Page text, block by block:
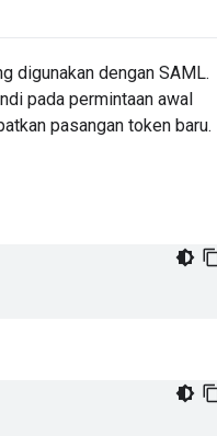
digunakan dengan SAML.
pada permintaan awal
pasangan token baru.